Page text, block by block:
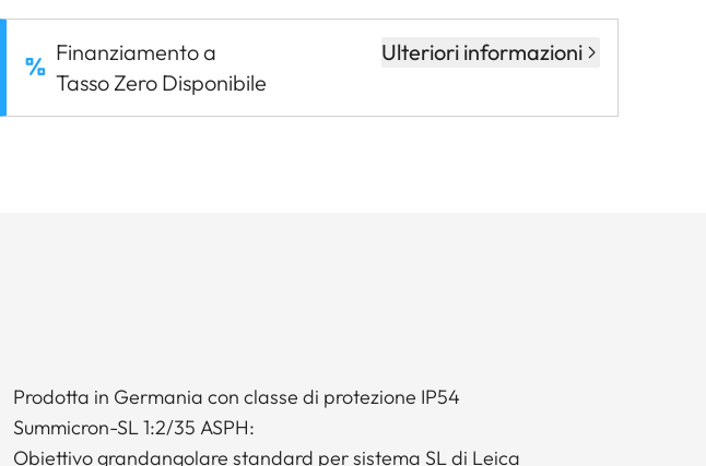
Finanziamento a
Tasso Zero Disponibile
Ulteriori informazioni
Prodotta in Germania con classe di protezione IP54
Summicron-SL 1:2/35 ASPH:
Obiettivo grandangolare standard per sistema SL di Leica